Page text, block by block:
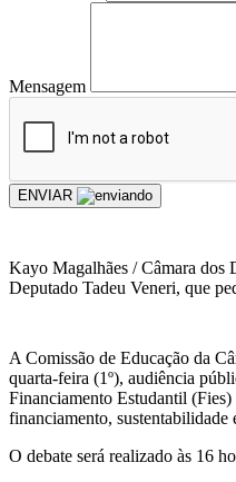
Mensagem
ENVIAR
Kayo Magalhães / Câmara dos
Deputado Tadeu Veneri, que
A Comissão de Educação da
quarta-feira (1º), audiência
Financiamento Estudantil
financiamento, sustentabilidade
O debate será realizado às 16